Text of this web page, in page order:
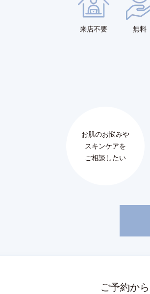
来店不要 無料
お肌のお悩みや
スキンケアを
ご相談したい
ご予約から